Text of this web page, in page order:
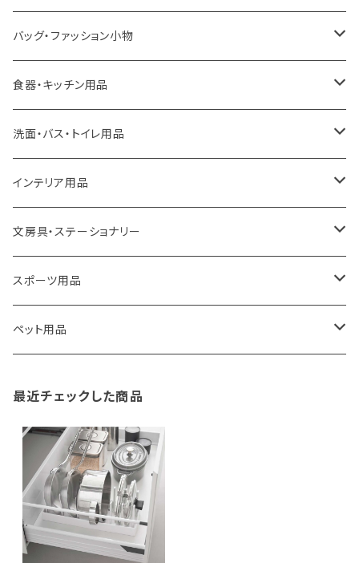
LOQI
ideaco
a.depeche
ROOTOTE
100percent
藤田金属
TG
paperblanks
Like-it
KIND BAG LONDON
バッグ・ファッション小物
エコバッグ
アクセサリー
トートバッグ
保冷バッグ
リュックサック
ショルダーバッグ
スポーツバッグ
マザーズバッグ
パソコンケース
食器・キッチン用品
キッチンラック
キッチンペーパーホルダー
食器・テーブルウェア
ゴミ箱
収納用品
ソープディスペンサー
タオルハンガー
調理器具・調理小物
洗面・バス・トイレ用品
洗面用品
掃除・洗濯用品
トイレ用品
バス用品
インテリア用品
アイロン台
アクセサリー収納
ウェットティッシュケース
ガーデニング用品
蚊やり
クッション・クッションカバー
文房具・ステーショナリー
筆記具・ペン
ノート
スポーツ用品
卓球用品
ペット用品
猫用グッズ
その他
最近チェックした商品